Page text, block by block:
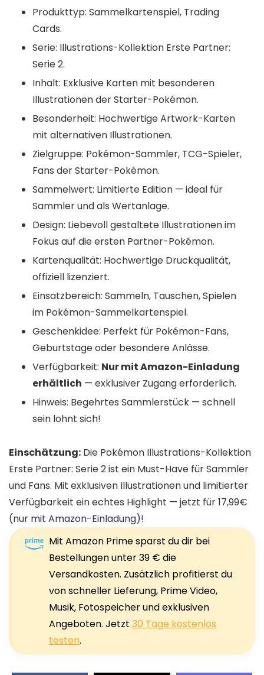
Produkttyp: Sammelkartenspiel, Trading
Cards.
Serie: Illustrations-Kollektion Erste Partner:
Serie 2.
Inhalt: Exklusive Karten mit besonderen
Illustrationen der Starter-Pokémon.
Besonderheit: Hochwertige Artwork-Karten
mit alternativen Illustrationen.
Zielgruppe: Pokémon-Sammler, TCG-Spieler,
Fans der Starter-Pokémon.
Sammelwert: Limitierte Edition — ideal für
Sammler und als Wertanlage.
Design: Liebevoll gestaltete Illustrationen im
Fokus auf die ersten Partner-Pokémon.
Kartenqualität: Hochwertige Druckqualität,
offiziell lizenziert.
Einsatzbereich: Sammeln, Tauschen, Spielen
im Pokémon-Sammelkartenspiel.
Geschenkidee: Perfekt für Pokémon-Fans,
Geburtstage oder besondere Anlässe.
Verfügbarkeit: Nur mit Amazon-Einladung
erhältlich — exklusiver Zugang erforderlich.
Hinweis: Begehrtes Sammlerstück — schnell
sein lohnt sich!
Einschätzung: Die Pokémon Illustrations-Kollektion
Erste Partner: Serie 2 ist ein Must-Have für Sammler
und Fans. Mit exklusiven Illustrationen und limitierter
Verfügbarkeit ein echtes Highlight — jetzt für 17,99€
(nur mit Amazon-Einladung)!
Mit Amazon Prime sparst du dir bei
Bestellungen unter 39 € die
Versandkosten. Zusätzlich profitierst du
von schneller Lieferung, Prime Video,
Musik, Fotospeicher und exklusiven
Angeboten. Jetzt 30 Tage kostenlos
testen.